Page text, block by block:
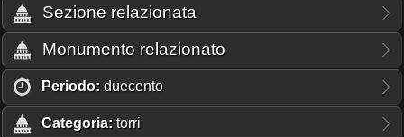
Sezione relazionata
Monumento relazionato
Periodo: duecento
Categoria: torri